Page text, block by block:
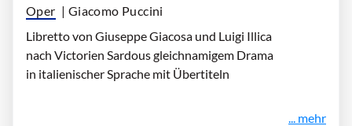
Oper | Giacomo Puccini
Libretto von Giuseppe Giacosa und Luigi Illica
nach Victorien Sardous gleichnamigem Drama
in italienischer Sprache mit Übertiteln
... mehr